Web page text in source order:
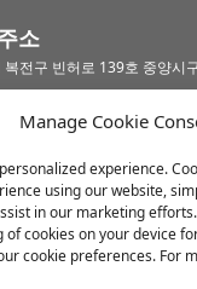
소
복전구 빈허로 139호 중양시
오안 푸하이 거리 푸위안이
무석시 시산구 윈린 거리 춘
Manage Cookie
experience.
using our website,
in our marketing
cookies on your device
cookie preferences. For